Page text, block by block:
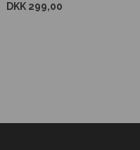
DKK 299,00